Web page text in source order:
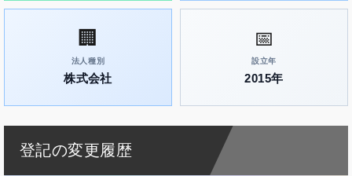
🏢
法人種別
株式会社
📅
設立年
2015年
登記の変更履歴